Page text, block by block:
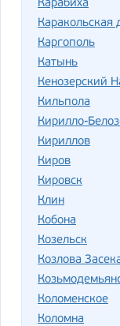
Карабиха
Каракольская
Каргополь
Катынь
Кенозерский
Кильпола
Кирилло-
Кириллов
Киров
Кировск
Клин
Кобона
Козельск
Козлова
Коломенское
Коломна